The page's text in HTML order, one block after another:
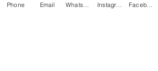
By Phone
Phone Email